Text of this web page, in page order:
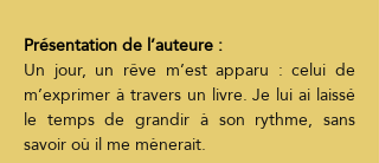
Présentation de l’auteure :
Un jour, un rêve m’est apparu : celui de
m’exprimer à travers un livre. Je lui ai laissé
le temps de grandir à son rythme, sans
savoir où il me mènerait.